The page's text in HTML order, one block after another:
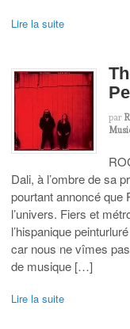
Lire la suite
par
Dali, à l’ombre de sa
pourtant annoncé que
l’univers. Fiers et
l’hispanique
car nous ne vîmes
de musique […]
Lire la suite